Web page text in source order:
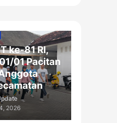
ke-81 RI,
01 Pacitan
2026